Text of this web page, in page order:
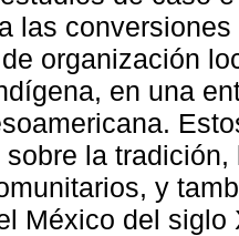
las
organización
en una
la
y
México del siglo